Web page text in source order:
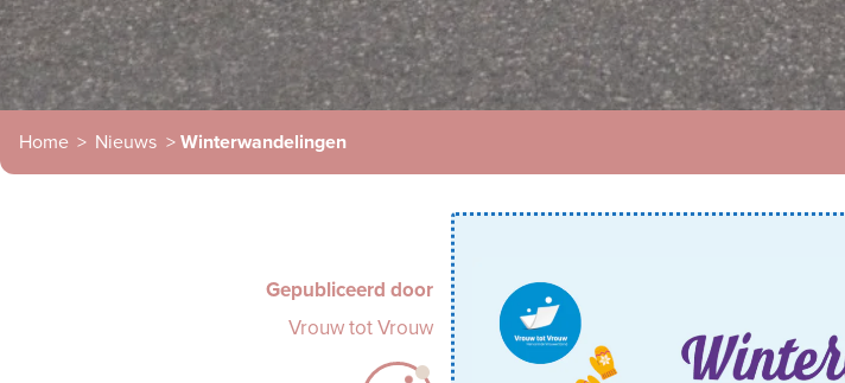
Home > Nieuws > Winterwandelingen
Gepubliceerd door
Vrouw tot Vrouw